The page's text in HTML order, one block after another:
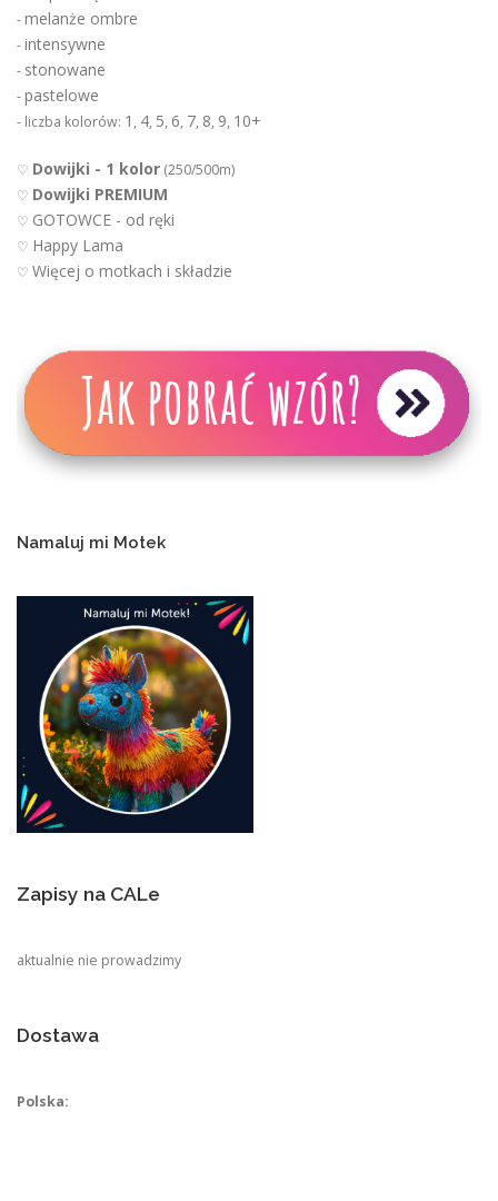
-melanże ombre
-intensywne
- stonowane
-pastelowe
- liczba kolorów: 1 , 4, 5, 6, 7, 8, 9, 10+
♡ Dowijki - 1 kolor (250/500m)
♡ Dowijki PREMIUM
♡ GOTOWCE - od ręki
♡ Happy Lama
♡ Więcej o motkach i składzie
Namaluj mi Motek
Zapisy na CALe
aktualnie nie prowadzimy
Dostawa
Polska: